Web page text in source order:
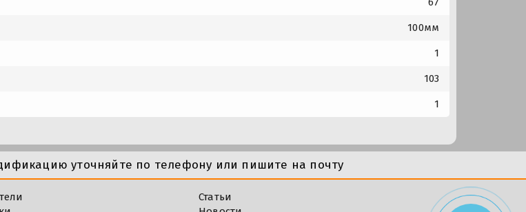
100мм
1
103
1
уточняйте по телефону или пишите на почту
Статьи